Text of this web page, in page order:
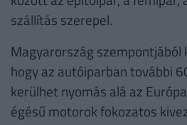
szállítás szerepel.
Magyarország szempontjából
hogy az autóiparban további
kerülhet nyomás alá az
égésű motorok fokozatos